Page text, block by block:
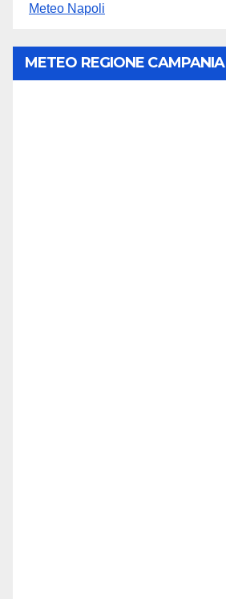
Meteo Napoli
METEO REGIONE CAMPANIA